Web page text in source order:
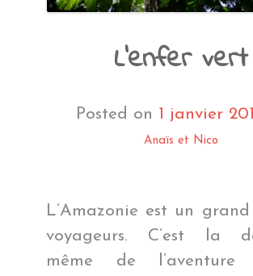
L’enfer vert
Posted on 1 janvier
Anaïs et Nico
L’Amazonie est un
voyageurs. C’est la
même de